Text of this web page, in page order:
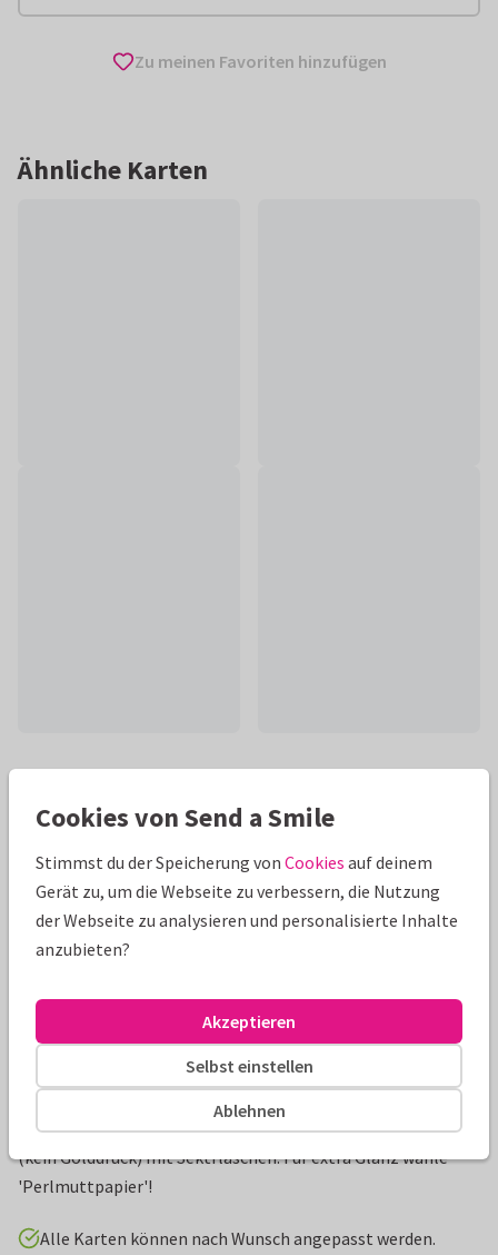
Zu meinen Favoriten hinzufügen
Ähnliche Karten
Produktinformation
Einladung zu einer Firmen-Weihnachtsfeier in Goldoptik
(kein Golddruck) mit Sektflaschen. Für extra Glanz wähle
'Perlmuttpapier'!
Alle Karten können nach Wunsch angepasst werden.
Cookies von Send a Smile
Stimmst du der Speicherung von Cookies auf deinem
Gerät zu, um die Webseite zu verbessern, die Nutzung
der Webseite zu analysieren und personalisierte Inhalte
anzubieten?
Ablehnen
Selbst einstellen
Akzeptieren